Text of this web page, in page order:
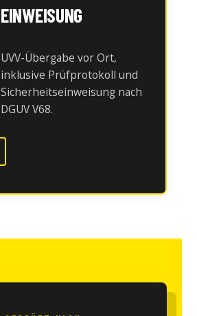
EINWEISUNG
UVV-Übergabe vor Ort,
inklusive Prüfprotokoll und
Sicherheitseinweisung nach
DGUV V68.